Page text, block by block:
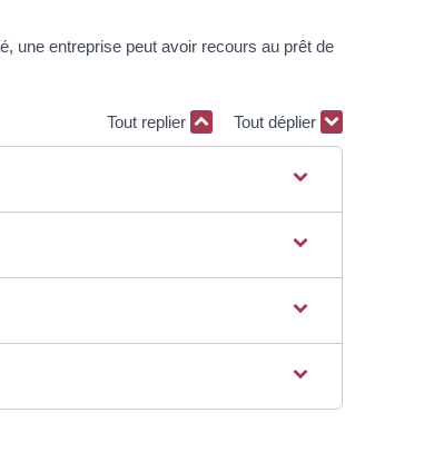
une entreprise peut avoir recours au prêt de
Tout replier Tout déplier